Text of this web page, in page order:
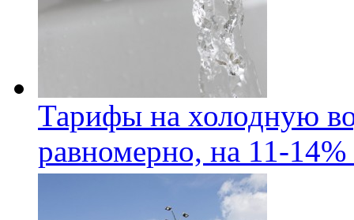
Тарифы на холодную
равномерно, на 11-14%